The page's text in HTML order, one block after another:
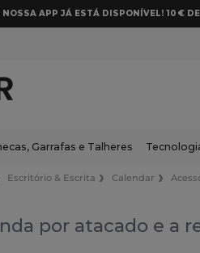
NOSSA APP JÁ ESTÁ DISPONÍVEL! 10 €
Garrafas e Talheres
Escritório & Escrita Calendar
por atacado e a